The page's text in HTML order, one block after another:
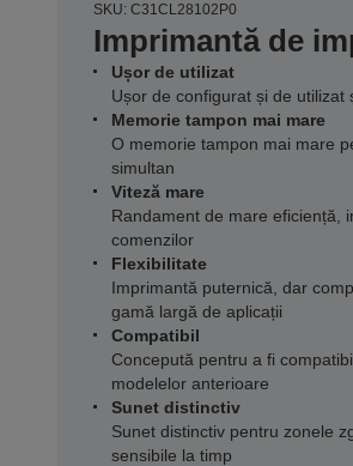
SKU: C31CL28102P0
Imprimantă de
Ușor de utilizat
Ușor de configurat și de
Memorie tampon mai mare
O memorie tampon mai mare
simultan
Viteză mare
Randament de mare eficiență,
comenzilor
Flexibilitate
Imprimantă puternică, dar
gamă largă de aplicații
Compatibil
Concepută pentru a fi
modelelor anterioare
Sunet distinctiv
Sunet distinctiv pentru zonele
sensibile la timp